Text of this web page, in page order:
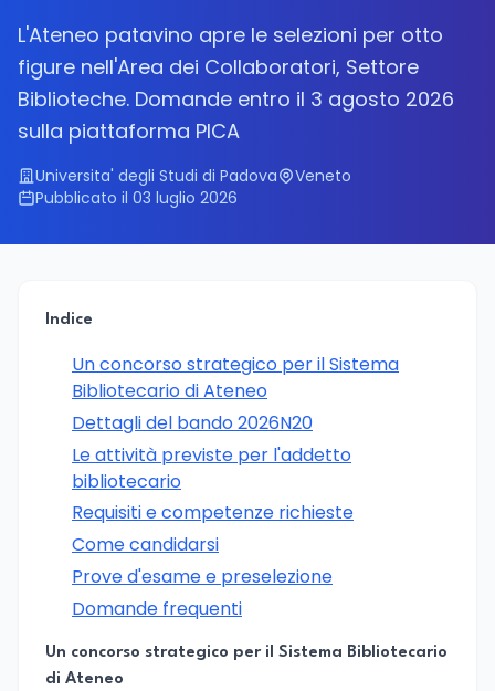
L'Ateneo patavino apre le selezioni per otto
figure nell'Area dei Collaboratori, Settore
Biblioteche. Domande entro il 3 agosto 2026
sulla piattaforma PICA
Universita' degli Studi di Padova
Veneto
Pubblicato il 03 luglio 2026
Indice
Un concorso strategico per il Sistema
Bibliotecario di Ateneo
Dettagli del bando 2026N20
Le attività previste per l'addetto
bibliotecario
Requisiti e competenze richieste
Come candidarsi
Prove d'esame e preselezione
Domande frequenti
Un concorso strategico per il Sistema Bibliotecario
di Ateneo